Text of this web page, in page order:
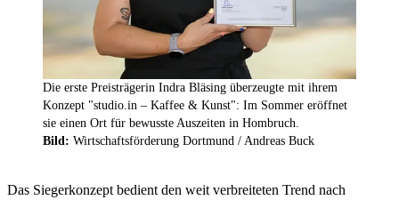
Die erste Preisträgerin Indra Bläsing überzeugte mit ihrem
Konzept "studio.in – Kaffee & Kunst": Im Sommer eröffnet
sie einen Ort für bewusste Auszeiten in Hombruch.
Bild: Wirtschaftsförderung Dortmund / Andreas Buck
Das Siegerkonzept bedient den weit verbreiteten Trend nach